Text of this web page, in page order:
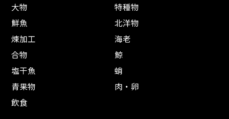
大物
特種物
鮮魚
北洋物
煉加工
海老
合物
鯨
塩干魚
蛸
青果物
肉・卵
飲食